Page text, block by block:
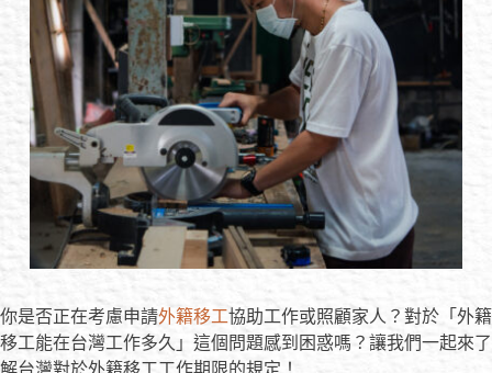
你是否正在考慮申請外籍移工協助工作或照顧家人？對於「外籍
移工能在台灣工作多久」這個問題感到困惑嗎？讓我們一起來了